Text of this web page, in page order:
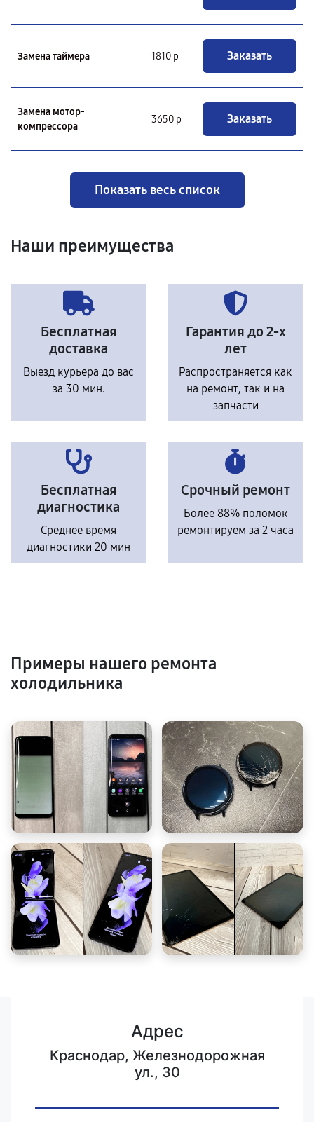
Замена таймера 1810 р Заказать
Замена мотор-
компрессора
3650 р Заказать
Показать весь список
Наши преимущества
Бесплатная
доставка
Выезд курьера до вас
за 30 мин.
Гарантия до 2-х
лет
Распространяется как
на ремонт, так и на
запчасти
Бесплатная
диагностика
Среднее время
диагностики 20 мин
Срочный ремонт
Более 88% поломок
ремонтируем за 2 часа
Примеры нашего ремонта
холодильника
Адрес
Краснодар, Железнодорожная
ул., 30